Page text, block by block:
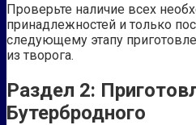
Проверьте наличие всех
принадлежностей и только
следующему этапу
из творога.
Раздел 2:
Бутербродного